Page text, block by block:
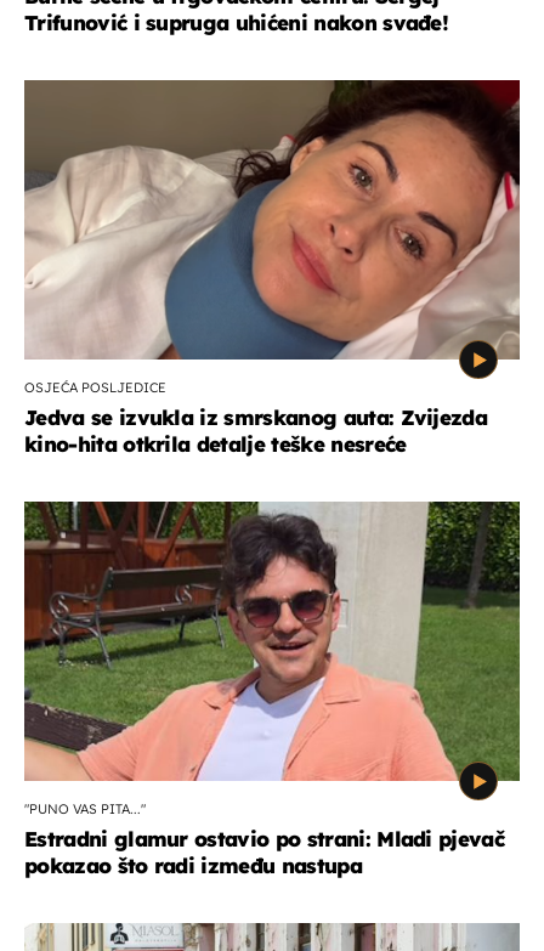
Trifunović i supruga uhićeni nakon svađe!
OSJEĆA POSLJEDICE
Jedva se izvukla iz smrskanog auta: Zvijezda
kino-hita otkrila detalje teške nesreće
"PUNO VAS PITA..."
Estradni glamur ostavio po strani: Mladi pjevač
pokazao što radi između nastupa